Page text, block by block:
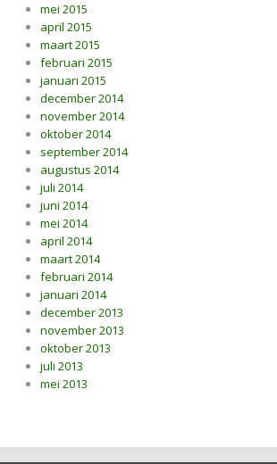
mei 2015
april 2015
maart 2015
februari 2015
januari 2015
december 2014
november 2014
oktober 2014
september 2014
augustus 2014
juli 2014
juni 2014
mei 2014
april 2014
maart 2014
februari 2014
januari 2014
december 2013
november 2013
oktober 2013
juli 2013
mei 2013